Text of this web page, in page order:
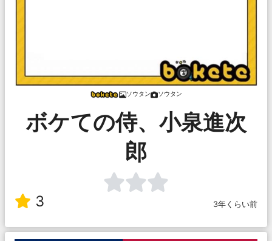
ソウタン ソウタン
ボケての侍、小泉進次
郎
3 3年くらい前